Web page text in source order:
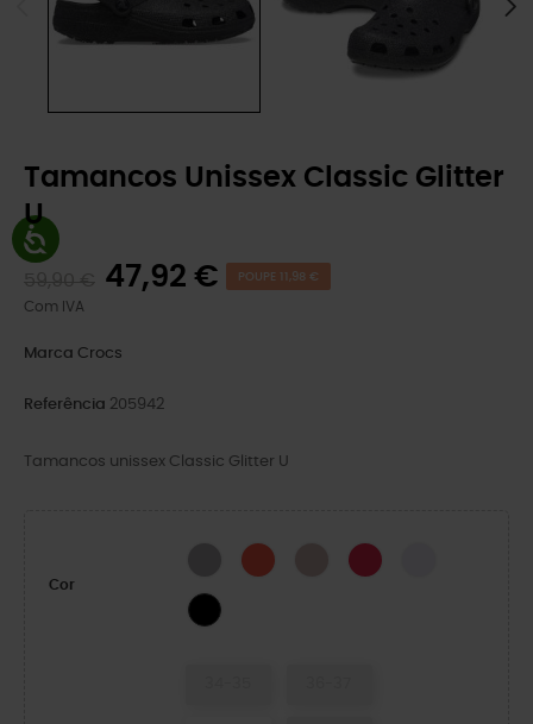
Tamancos Unissex Classic Glitter
U
47,92 € POUPE 11,98 €
Com IVA
Marca Crocs
Referência 205942
Tamancos unissex Classic Glitter U
Cor
Silver GlitterCherry RedQuartz GlitterDigital Raspberry GL
Black Glitter